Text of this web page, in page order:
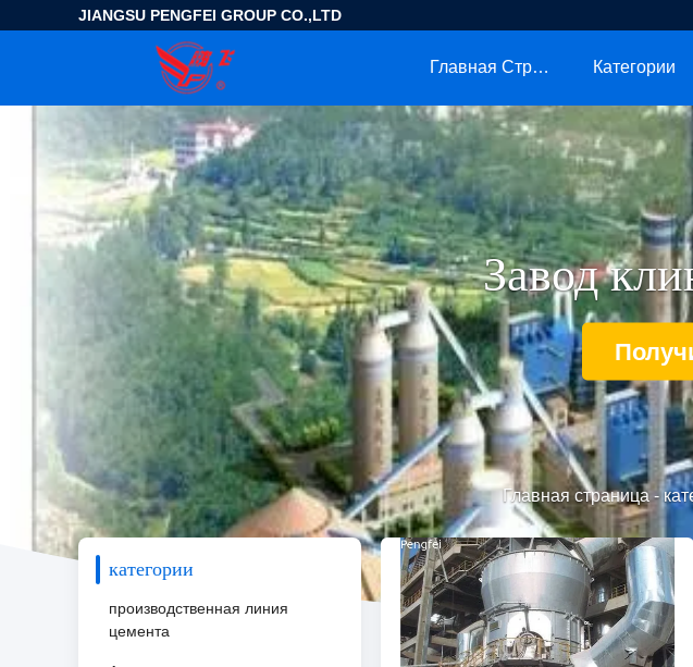
JIANGSU PENGFEI GROUP CO.,LTD
Главная Страница Категории
Завод
Главная страница -
категории
производственная линия
цемента